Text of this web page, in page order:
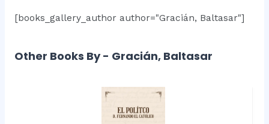
[books_gallery_author author="Gracián, Baltasar"]
Other Books By - Gracián, Baltasar